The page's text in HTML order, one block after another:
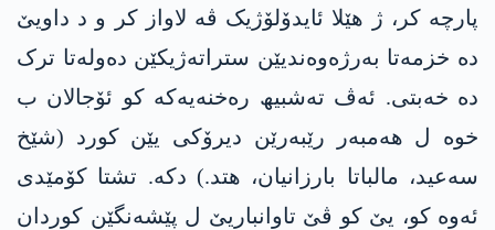
پارچە کر، ژ ھێلا ئایدۆلۆژیک ڤە لاواز کر و د داویێ
دە خزمەتا بەرژەوەندیێن ستراتەژیکێن دەولەتا ترک
دە خەبتی. ئەڤ تەشبیھ رەخنەیەکە کو ئۆجالان ب
خوە ل ھەمبەر رێبەرێن دیرۆکی یێن کورد (شێخ
سەعید، مالباتا بارزانیان، ھتد.) دکە. تشتا کۆمێدی
ئەوە کو، یێ کو ڤێ تاوانباریێ ل پێشەنگێن کوردان